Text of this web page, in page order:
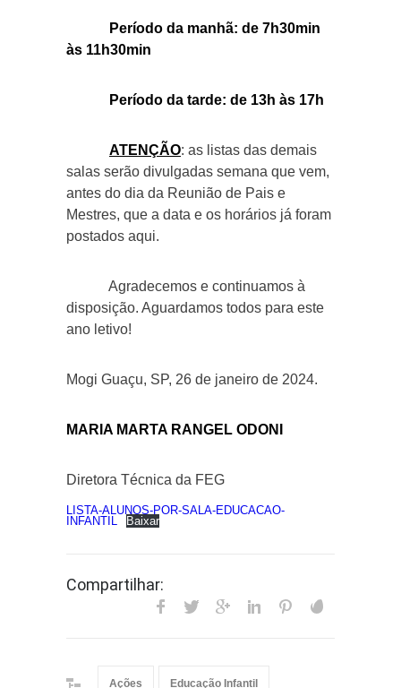
Período da manhã: de 7h30min
às 11h30min
Período da tarde: de 13h às 17h
ATENÇÃO: as listas das demais
salas serão divulgadas semana que vem,
antes do dia da Reunião de Pais e
Mestres, que a data e os horários já foram
postados aqui.
Agradecemos e continuamos à
disposição. Aguardamos todos para este
ano letivo!
Mogi Guaçu, SP, 26 de janeiro de 2024.
MARIA MARTA RANGEL ODONI
Diretora Técnica da FEG
LISTA-ALUNOS-POR-SALA-EDUCACAO-
INFANTIL
Baixar
Compartilhar:
Ações Educação Infantil